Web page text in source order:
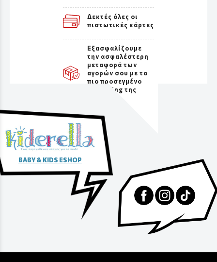
Δεκτές όλες οι
πιστωτικές κάρτες
Εξασφαλίζουμε
την ασφαλέστερη
μεταφορά των
αγορών σου με το
πιο προσεγμένο
packaging της
BABY & KIDS ESHOP